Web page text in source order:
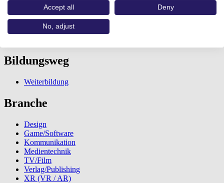
Verpackungsdesign
Bildungsweg
Weiterbildung
Branche
Design
Game/Software
Kommunikation
Medientechnik
TV/Film
Verlag/Publishing
XR (VR / AR)
Accept all Deny
No, adjust